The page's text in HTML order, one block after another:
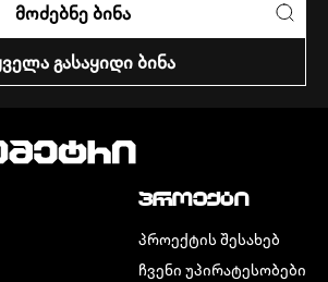
ᲛᲝᲫᲔᲑᲜᲔ ᲑᲘᲜᲐ
ᲒᲐᲡᲐᲧᲘᲓᲘ ᲑᲘᲜᲐ
ᲞᲠᲝᲔᲥᲢᲘ
ᲞᲠᲝᲔᲥᲢᲘᲡ ᲨᲔᲡᲐᲮᲔᲑ
ᲩᲕᲔᲜᲘ ᲣᲞᲘᲠᲐᲢᲔᲡᲝᲑᲔᲑᲘ